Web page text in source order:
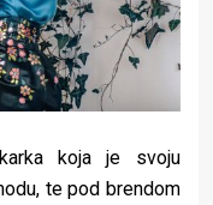
koja je svoju
te pod brendom